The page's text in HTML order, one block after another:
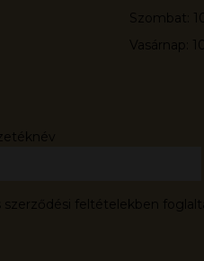
Szombat:
Vasárnap:
feltételekben